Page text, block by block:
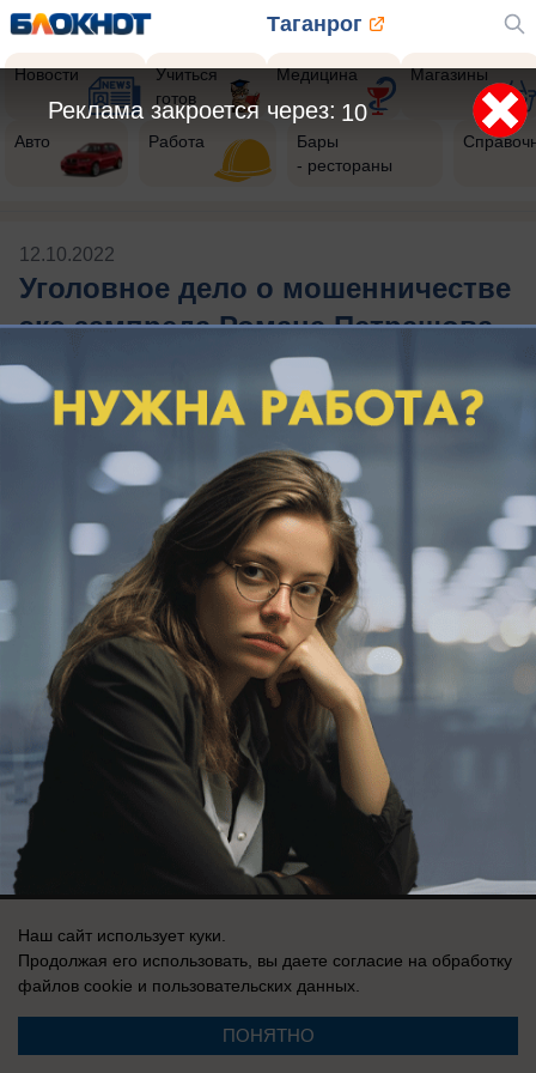
Таганрог
Новости
Учиться
готов
Медицина Магазины
Авто Работа
Бары
- рестораны
12.10.2022
Уголовное дело о мошенничестве
экс-зампреда Романа Петрашова
Публикации на тему: Уголовное дело
о мошенничестве экс-зампреда
Романа Петрашова
Здесь ничего нет
Реклама на сайте
Контакты
Вакансии
Информация
службой по надзору в сфере связи, информационных технологий и
массовых коммуникаций (Роскомнадзор) 17 августа 2018 г.
Наш сайт использует куки.
Продолжая его использовать, вы даете согласие на обработку
файлов cookie и пользовательских данных.
ПОНЯТНО
10
Реклама закроется через: